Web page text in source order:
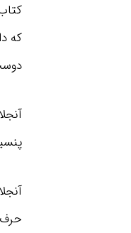
که
حرف